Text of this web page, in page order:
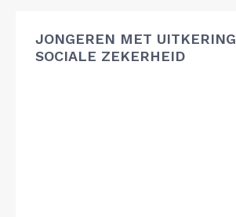
JONGEREN MET UITKERING
SOCIALE ZEKERHEID